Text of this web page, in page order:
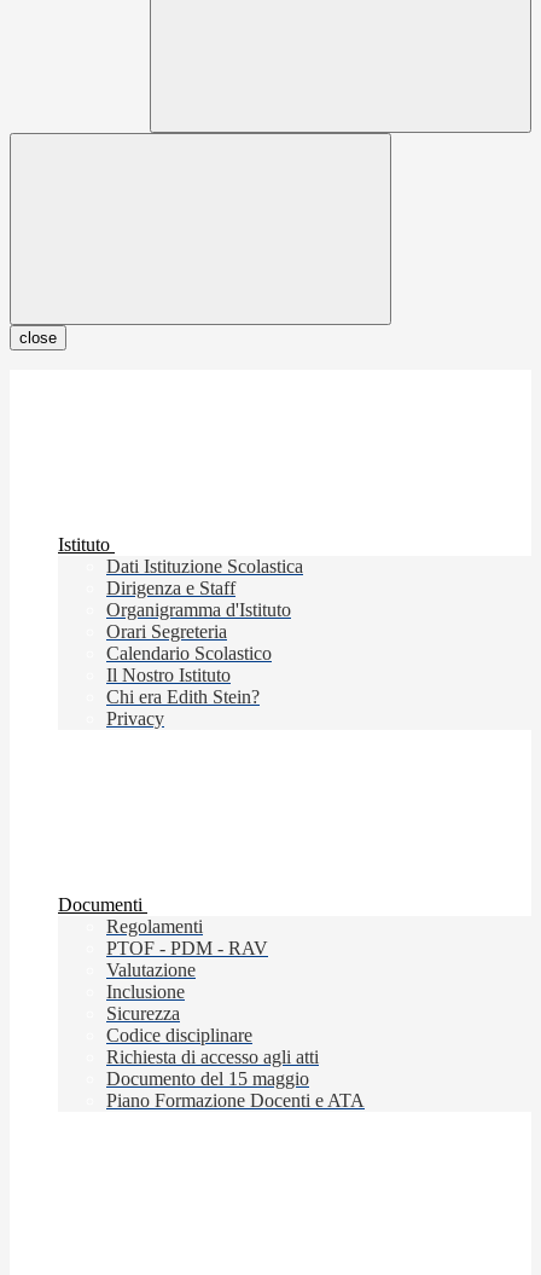
close
Istituto
Dati Istituzione Scolastica
Dirigenza e Staff
Organigramma d'Istituto
Orari Segreteria
Calendario Scolastico
Il Nostro Istituto
Chi era Edith Stein?
Privacy
Documenti
Regolamenti
PTOF - PDM - RAV
Valutazione
Inclusione
Sicurezza
Codice disciplinare
Richiesta di accesso agli atti
Documento del 15 maggio
Piano Formazione Docenti e ATA